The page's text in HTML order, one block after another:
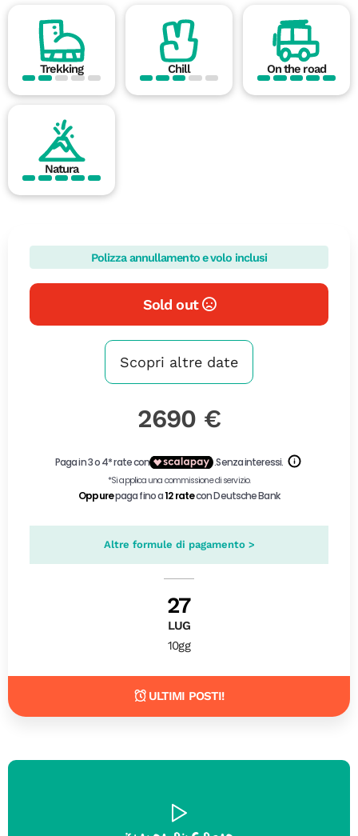
Trekking Chill On the road
Natura
Polizza annullamento e volo inclusi
Sold out
Scopri altre date
2690 €
Altre formule di pagamento >
27
LUG
10gg
ULTIMI POSTI!